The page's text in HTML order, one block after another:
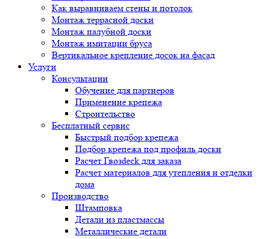
Как выравниваем стены и потолок
Монтаж террасной доски
Монтаж палубной доски
Монтаж имитации бруса
Вертикальное крепление досок на фасад
Услуги
Консультации
Обучение для партнеров
Применение крепежа
Строительство
Бесплатный сервис
Быстрый подбор крепежа
Подбор крепежа под профиль доски
Расчет Гвозdeck для заказа
Расчет материалов для утепления и отделки
дома
Производство
Штамповка
Детали из пластмассы
Металлические детали